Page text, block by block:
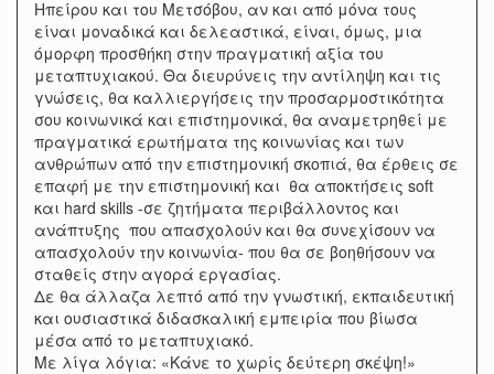
Ηπείρου και του Μετσόβου, αν και από μόνα τους
είναι μοναδικά και δελεαστικά, είναι, όμως, μια
όμορφη προσθήκη στην πραγματική αξία του
μεταπτυχιακού. Θα διευρύνεις την αντίληψη και τις
γνώσεις, θα καλλιεργήσεις την προσαρμοστικότητα
σου κοινωνικά και επιστημονικά, θα αναμετρηθεί με
πραγματικά ερωτήματα της κοινωνίας και των
ανθρώπων από την επιστημονική σκοπιά, θα έρθεις σε
επαφή με την επιστημονική και θα αποκτήσεις soft
και hard skills -σε ζητήματα περιβάλλοντος και
ανάπτυξης που απασχολούν και θα συνεχίσουν να
απασχολούν την κοινωνία- που θα σε βοηθήσουν να
σταθείς στην αγορά εργασίας.
Δε θα άλλαζα λεπτό από την γνωστική, εκπαιδευτική
και ουσιαστικά διδασκαλική εμπειρία που βίωσα
μέσα από το μεταπτυχιακό.
Με λίγα λόγια: «Κάνε το χωρίς δεύτερη σκέψη!»